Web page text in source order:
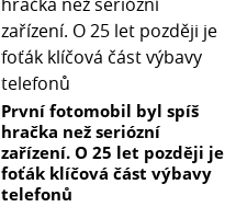
První fotomobil byl spíš
hračka než seriózní
zařízení. O 25 let později je
foťák klíčová část výbavy
telefonů